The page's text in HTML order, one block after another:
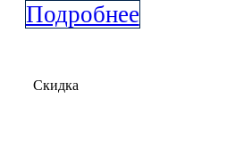
Подробнее
Скидка